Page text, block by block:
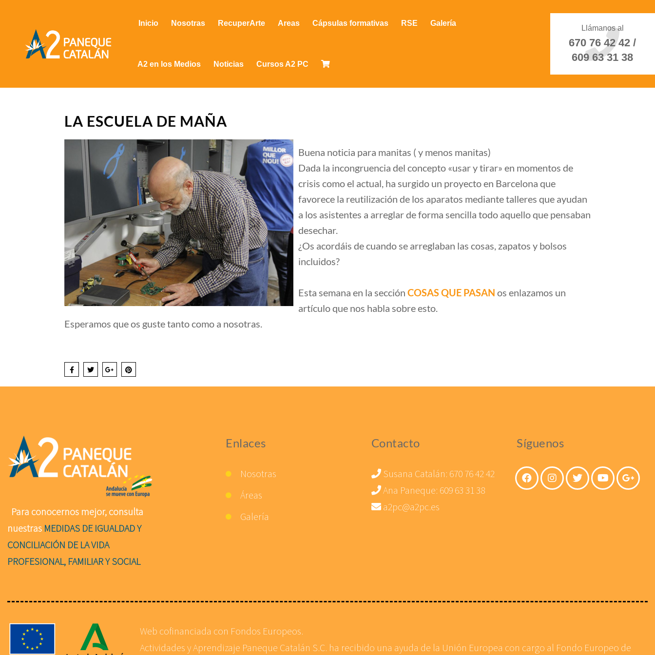
Inicio Nosotras RecuperArte Areas Cápsulas formativas RSE Galería
A2 en los Medios Noticias Cursos A2 PC
Llámanos al
670 76 42 42 /
609 63 31 38
LA ESCUELA DE MAÑA
Buena noticia para manitas ( y menos manitas)
Dada la incongruencia del concepto «usar y tirar» en momentos de
crisis como el actual, ha surgido un proyecto en Barcelona que
favorece la reutilización de los aparatos mediante talleres que ayudan
a los asistentes a arreglar de forma sencilla todo aquello que pensaban
desechar.
¿Os acordáis de cuando se arreglaban las cosas, zapatos y bolsos
incluidos?
Esta semana en la sección COSAS QUE PASAN os enlazamos un
artículo que nos habla sobre esto.
Esperamos que os guste tanto como a nosotras.
Para conocernos mejor, consulta
nuestras MEDIDAS DE IGUALDAD Y
CONCILIACIÓN DE LA VIDA
PROFESIONAL, FAMILIAR Y SOCIAL
Enlaces
Nosotras
Áreas
Galería
Contacto
Susana Catalán: 670 76 42 42
Ana Paneque: 609 63 31 38
a2pc@a2pc.es
Síguenos
Web cofinanciada con Fondos Europeos.
Actividades y Aprendizaje Paneque Catalán S.C. ha recibido una ayuda de la Unión Europea con cargo al Fondo Europeo de